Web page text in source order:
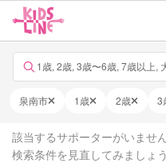
1歳, 2歳, 3歳〜6歳, 7歳以上,
泉南市 1歳 2歳 3
該当するサポーターがいません
検索条件を見直してみましょう